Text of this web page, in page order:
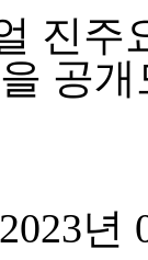
진주
공
2023년